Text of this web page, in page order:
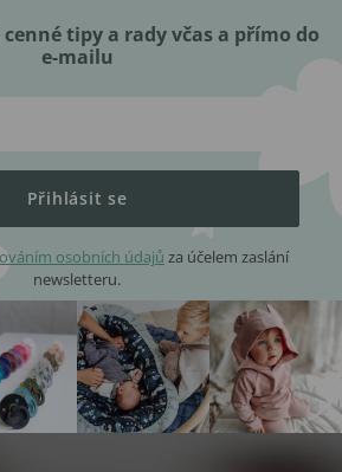
tipy a rady včas a přímo do
e-mailu
Přihlásit se
osobních údajů za účelem zaslání
newsletteru.